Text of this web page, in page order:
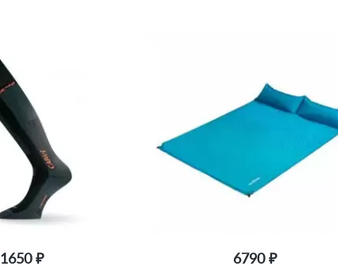
1650 ₽ 6790 ₽